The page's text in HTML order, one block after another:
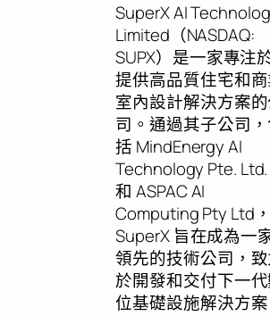
SuperX AI
Limited（NASDAQ:
SUPX）是一家專注
提供高品質住宅和
室內設計解決方案
司。通過其子公司
括 MindEnergy AI
Technology Pte. Ltd.
和 ASPAC AI
Computing Pty Ltd，
SuperX 旨在成為一
領先的技術公司，
於開發和交付下一
位基礎設施解決方案